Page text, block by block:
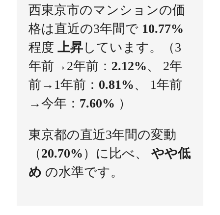
西東京市のマンションの価
格は直近の3年間で 10.77%
程度 上昇しています。（3
年前→2年前： 2.12%、 2年
前→1年前： 0.81%、 1年前
→今年： 7.60% ）
東京都の直近3年間の変動
（20.70% ）に比べ、
やや低
め の水準です。